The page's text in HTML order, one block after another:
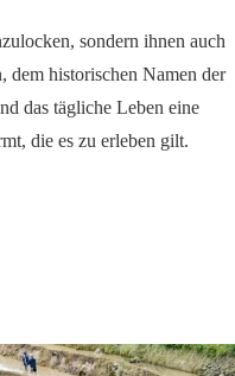
sondern ihnen auch
dem historischen Namen der
das tägliche Leben eine
die es zu erleben gilt.